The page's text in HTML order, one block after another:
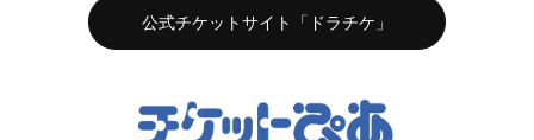
公式チケットサイト「ドラチケ」